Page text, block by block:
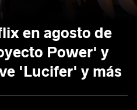
en agosto de
Power' y
'Lucifer' y más